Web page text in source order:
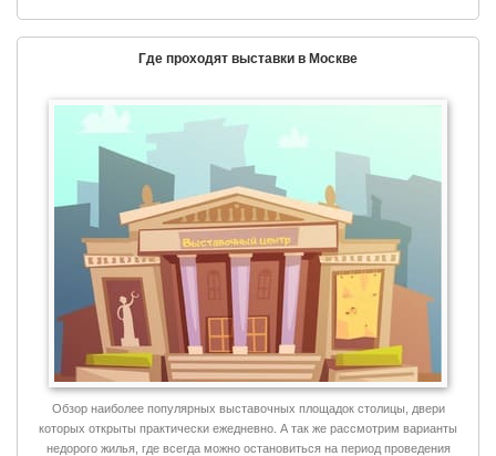
Где проходят выставки в Москве
Обзор наиболее популярных выставочных площадок столицы, двери
которых открыты практически ежедневно. А так же рассмотрим варианты
недорого жилья, где всегда можно остановиться на период проведения